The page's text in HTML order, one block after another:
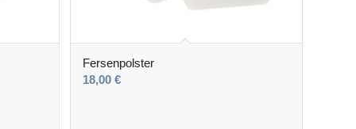
Fersenpolster
18,00 €